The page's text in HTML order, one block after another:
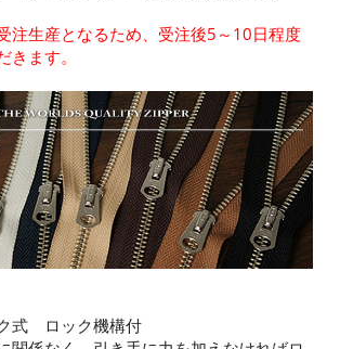
注生産となるため、受注後5～10日程度
きます。
式 ロック機構付